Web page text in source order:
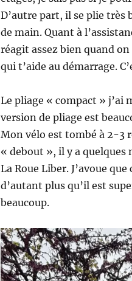
D’autre part, il se plie très
de main. Quant à
réagit assez bien quand
qui t’aide au démarrage.
Le pliage « compact » j’ai
version de pliage est
Mon vélo est tombé à 2-3
« debout », il y a quelques
La Roue Liber. J’avoue
d’autant plus qu’il est
beaucoup.